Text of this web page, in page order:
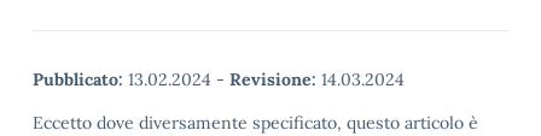
Pubblicato: 13.02.2024 - Revisione: 14.03.2024
Eccetto dove diversamente specificato, questo articolo è